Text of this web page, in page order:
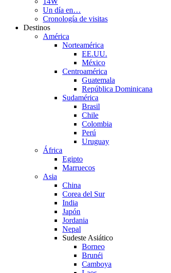
Un día en…
Cronología de visitas
Destinos
América
Norteamérica
EE.UU.
México
Centroamérica
Guatemala
República Dominicana
Sudamérica
Brasil
Chile
Colombia
Perú
Uruguay
África
Egipto
Marruecos
Asia
China
Corea del Sur
India
Japón
Jordania
Nepal
Sudeste Asiático
Borneo
Brunéi
Camboya